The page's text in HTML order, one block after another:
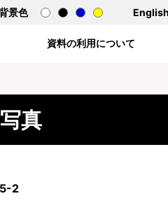
景色 English
資料の利用について
写真
2